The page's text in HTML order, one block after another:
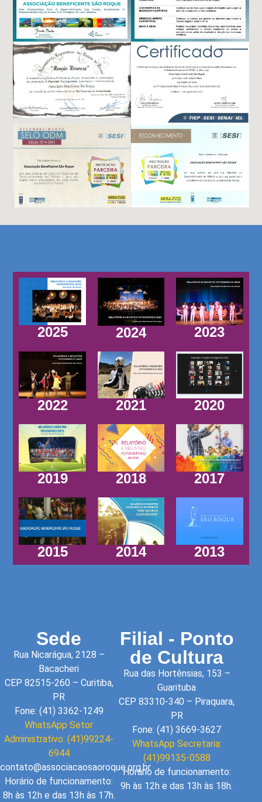
2025 2024 2023
2022 2021 2020
2019 2018 2017
2015 2014 2013
Sede
Rua Nicarágua, 2128 –
Bacacheri
CEP 82515-260 – Curitiba,
PR
Fone: (41) 3362-1249
WhatsApp Setor
Administrativo: (41)99224-
6944
contato@associacaosaoroque.org.br
Horário de funcionamento:
8h às 12h e das 13h às 17h.
Filial - Ponto
de Cultura
Rua das Hortênsias, 153 –
Guarituba
CEP 83310-340 – Piraquara,
PR
Fone: (41) 3669-3627
WhatsApp Secretaria:
(41)99135-0588
Horário de funcionamento:
9h às 12h e das 13h às 18h.